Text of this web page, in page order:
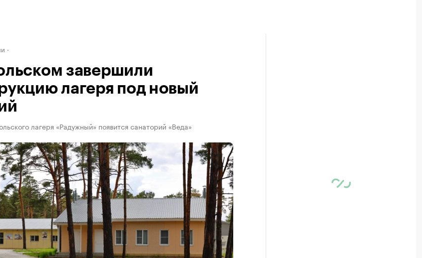
завершили
лагеря под новый
лагеря «Радужный» появится санаторий «Веда»